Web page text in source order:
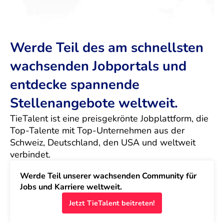
Werde Teil des am schnellsten
wachsenden Jobportals und
entdecke spannende
Stellenangebote weltweit.
TieTalent ist eine preisgekrönte Jobplattform, die
Top-Talente mit Top-Unternehmen aus der
Schweiz, Deutschland, den USA und weltweit
verbindet.
Werde Teil unserer wachsenden Community für
Jobs und Karriere weltweit.
Jetzt TieTalent beitreten!